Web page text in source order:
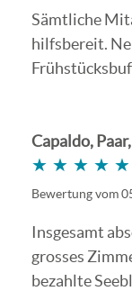
Sämtliche
hilfsbereit.
Capaldo,
★★★★★
★★★★★
Bewertung vom
Insgesamt
grosses
bezahlte